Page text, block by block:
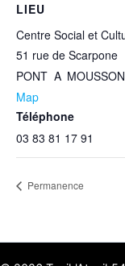
LIEU
Centre Social et
51 rue de Scarpone
PONT A MOUSSON
Map
Téléphone
03 83 81 17 91
Permanence